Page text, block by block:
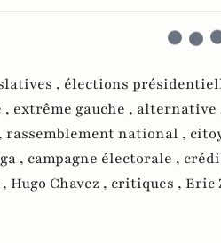
, élections
, extrême gauche , alternative
rassemblement national ,
, campagne électorale ,
Hugo Chavez , critiques , Eric